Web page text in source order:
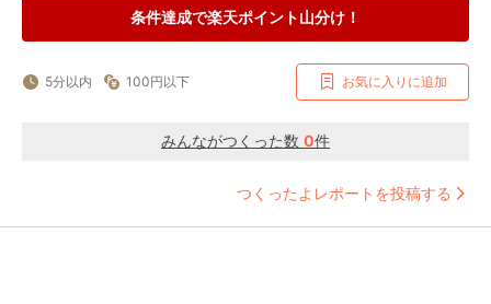
条件達成で楽天ポイント山分け！
5分以内 100円以下 お気に入りに追加
みんながつくった数 0件
つくったよレポートを投稿する